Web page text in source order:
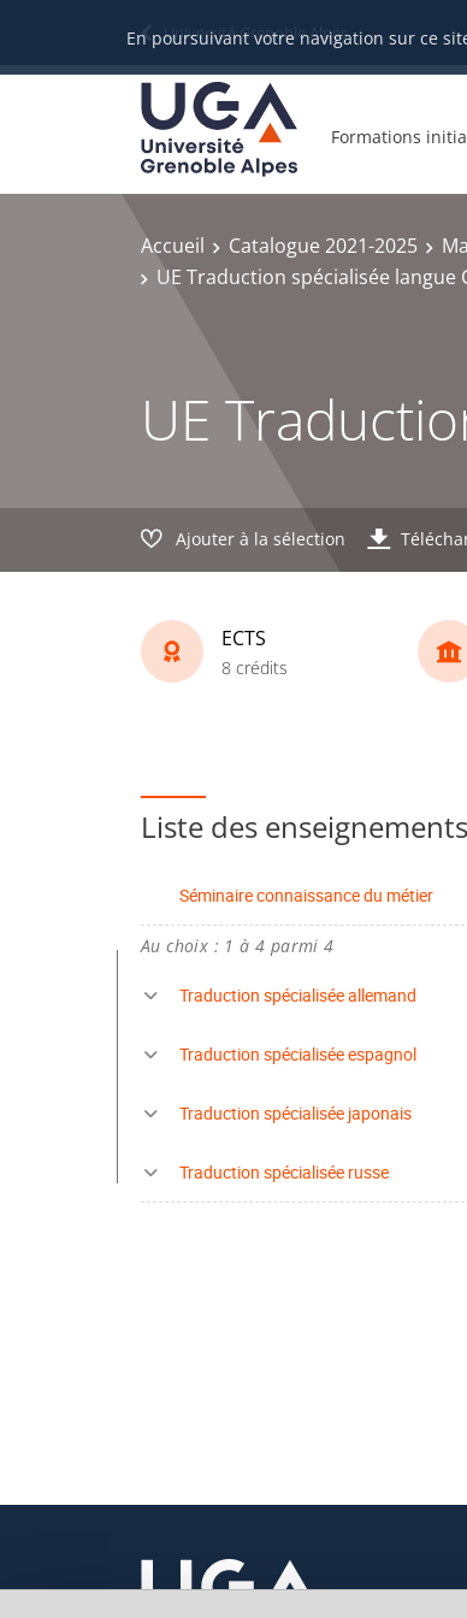
En poursuivant votre navigation sur ce
Université Grenoble Alpes
Formations
Accueil Catalogue 2021-2025
UE Traduction spécialisée langue
UE
Ajouter à la sélection
ECTS
8 crédits
Liste des enseignements
Séminaire connaissance du métier
Au choix : 1 à 4 parmi 4
Traduction spécialisée allemand
Traduction spécialisée espagnol
Traduction spécialisée japonais
Traduction spécialisée russe